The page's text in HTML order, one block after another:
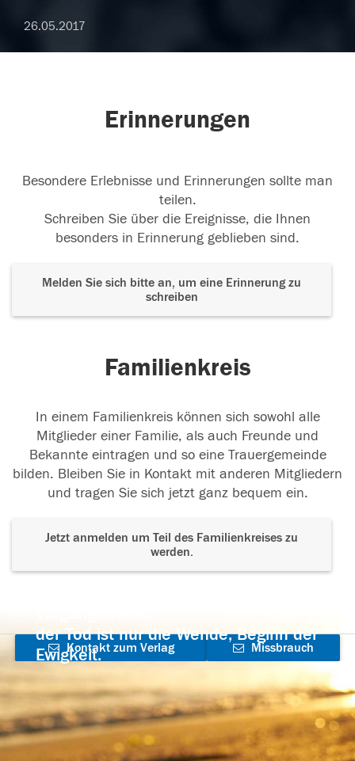
26.05.2017
Erinnerungen
Besondere Erlebnisse und Erinnerungen sollte man
teilen.
Schreiben Sie über die Ereignisse, die Ihnen
besonders in Erinnerung geblieben sind.
Melden Sie sich bitte an, um eine Erinnerung zu
schreiben
Familienkreis
In einem Familienkreis können sich sowohl alle
Mitglieder einer Familie, als auch Freunde und
Bekannte eintragen und so eine Trauergemeinde
bilden. Bleiben Sie in Kontakt mit anderen Mitgliedern
und tragen Sie sich jetzt ganz bequem ein.
Jetzt anmelden um Teil des Familienkreises zu
werden.
der Tod ist nur die Wende, Beginn der
Ewigkeit.
Kontakt zum Verlag
aufnehmen
Missbrauch